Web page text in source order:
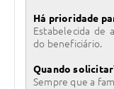
Há prioridade
Estabelecida de
do beneficiário.
Quando
Sempre que a